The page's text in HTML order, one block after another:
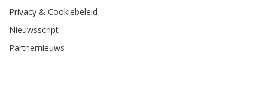
Privacy & Cookiebeleid
Nieuwsscript
Partnernieuws